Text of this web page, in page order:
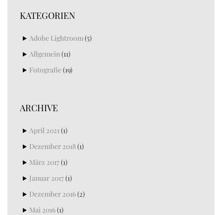
KATEGORIEN
Adobe Lightroom(5)
Allgemein(11)
Fotografie(19)
ARCHIVE
April 2021(1)
Dezember 2018(1)
März 2017(1)
Januar 2017(1)
Dezember 2016(2)
Mai 2016(1)